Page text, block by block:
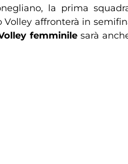
la prima
Volley affronterà in
femminilesarà